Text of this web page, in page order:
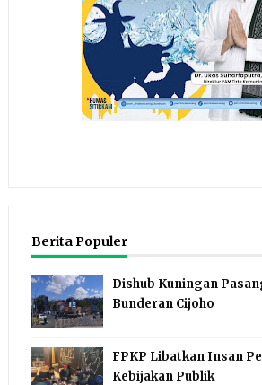
Berita Populer
Dishub Kuningan
Bunderan Cijoho
FPKP Libatkan Insan
Kebijakan Publik